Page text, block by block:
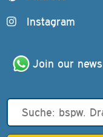
Instagram
Join our